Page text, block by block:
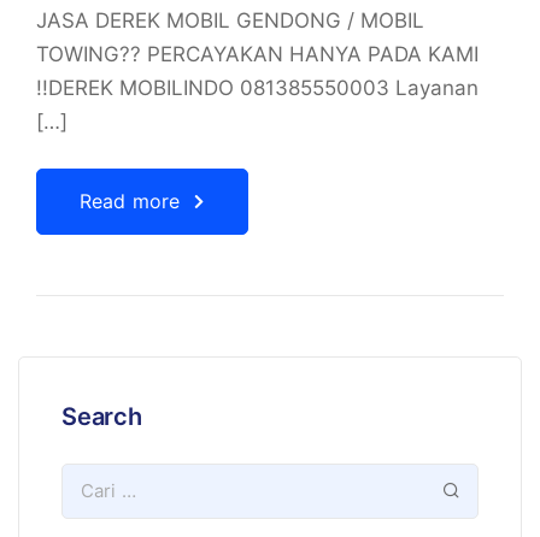
JASA DEREK MOBIL GENDONG / MOBIL
TOWING?? PERCAYAKAN HANYA PADA KAMI
!!DEREK MOBILINDO 081385550003 Layanan
[…]
Read more
Search